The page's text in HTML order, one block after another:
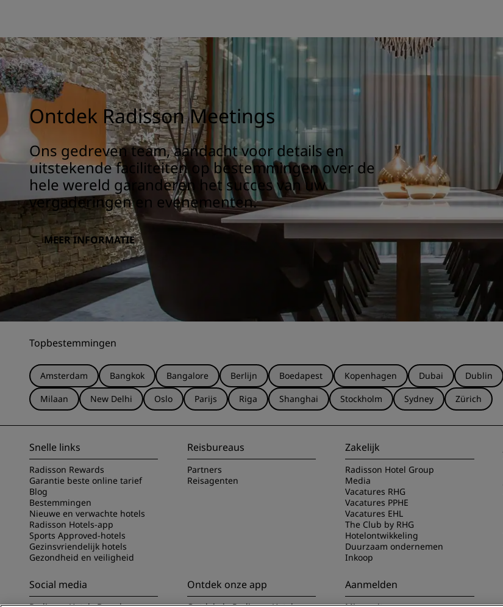
Ontdek Radisson Meetings
Ons gedreven team, aandacht voor details en
uitstekende faciliteiten op bestemmingen over de
hele wereld garanderen het succes van uw
vergaderingen en evenementen.
MEER INFORMATIE
Topbestemmingen
Amsterdam Bangkok Bangalore Berlijn Boedapest Kopenhagen Dubai Dublin
Milaan
New Delhi Oslo Parijs Riga Shanghai Stockholm Sydney Zürich
Snelle links
Radisson Rewards
Garantie beste online tarief
Blog
Bestemmingen
Nieuwe en verwachte hotels
Radisson Hotels-app
Sports Approved-hotels
Gezinsvriendelijk hotels
Gezondheid en veiligheid
Reisbureaus
Partners
Reisagenten
Zakelijk
Radisson Hotel Group
Media
Vacatures RHG
Vacatures PPHE
Vacatures EHL
The Club by RHG
Hotelontwikkeling
Duurzaam ondernemen
Inkoop
Social media Ontdek onze app Aanmelden